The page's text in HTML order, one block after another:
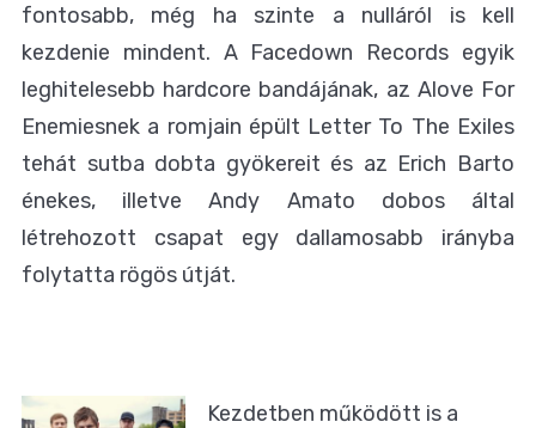
fontosabb, még ha szinte a nulláról is kell
kezdenie mindent. A Facedown Records egyik
leghitelesebb hardcore bandájának, az Alove For
Enemiesnek a romjain épült Letter To The Exiles
tehát sutba dobta gyökereit és az Erich Barto
énekes, illetve Andy Amato dobos által
létrehozott csapat egy dallamosabb irányba
folytatta rögös útját.
Kezdetben működött is a